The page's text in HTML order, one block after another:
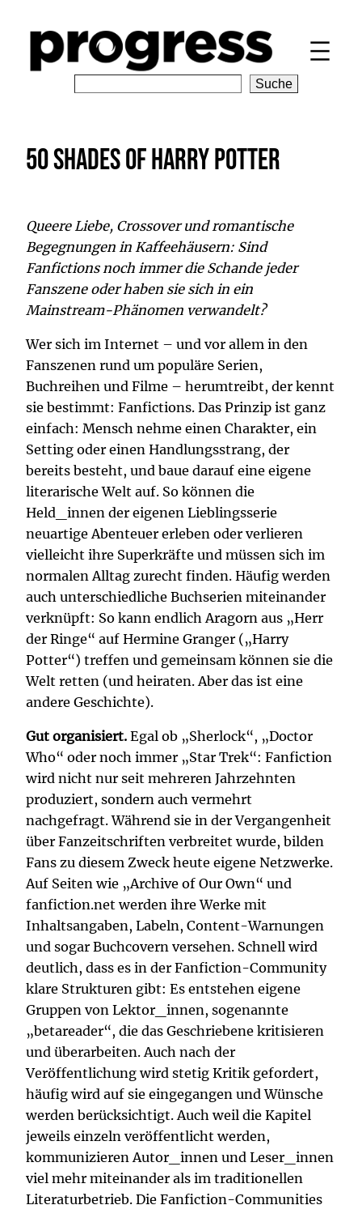
Inhalt
springen
c
h
Suche
50 Shades of Harry Potter
Queere Liebe, Crossover und romantische
Begegnungen in Kaffeehäusern: Sind
Fanfictions noch immer die Schande jeder
Fanszene oder haben sie sich in ein
Mainstream-Phänomen verwandelt?
Wer sich im Internet – und vor allem in den
Fanszenen rund um populäre Serien,
Buchreihen und Filme – herumtreibt, der kennt
sie bestimmt: Fanfictions. Das Prinzip ist ganz
einfach: Mensch nehme einen Charakter, ein
Setting oder einen Handlungsstrang, der
bereits besteht, und baue darauf eine eigene
literarische Welt auf. So können die
Held_innen der eigenen Lieblingsserie
neuartige Abenteuer erleben oder verlieren
vielleicht ihre Superkräfte und müssen sich im
normalen Alltag zurecht finden. Häufig werden
auch unterschiedliche Buchserien miteinander
verknüpft: So kann endlich Aragorn aus „Herr
der Ringe“ auf Hermine Granger („Harry
Potter“) treffen und gemeinsam können sie die
Welt retten (und heiraten. Aber das ist eine
andere Geschichte).
Gut organisiert. Egal ob „Sherlock“, „Doctor
Who“ oder noch immer „Star Trek“: Fanfiction
wird nicht nur seit mehreren Jahrzehnten
produziert, sondern auch vermehrt
nachgefragt. Während sie in der Vergangenheit
über Fanzeitschriften verbreitet wurde, bilden
Fans zu diesem Zweck heute eigene Netzwerke.
Auf Seiten wie „Archive of Our Own“ und
fanfiction.net werden ihre Werke mit
Inhaltsangaben, Labeln, Content-Warnungen
und sogar Buchcovern versehen. Schnell wird
deutlich, dass es in der Fanfiction-Community
klare Strukturen gibt: Es entstehen eigene
Gruppen von Lektor_innen, sogenannte
„betareader“, die das Geschriebene kritisieren
und überarbeiten. Auch nach der
Veröffentlichung wird stetig Kritik gefordert,
häufig wird auf sie eingegangen und Wünsche
werden berücksichtigt. Auch weil die Kapitel
jeweils einzeln veröffentlicht werden,
kommunizieren Autor_innen und Leser_innen
viel mehr miteinander als im traditionellen
Literaturbetrieb. Die Fanfiction-Communities